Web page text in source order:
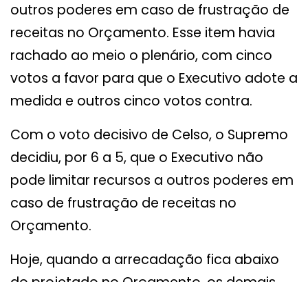
outros poderes em caso de frustração de
receitas no Orçamento. Esse item havia
rachado ao meio o plenário, com cinco
votos a favor para que o Executivo adote a
medida e outros cinco votos contra.
Com o voto decisivo de Celso, o Supremo
decidiu, por 6 a 5, que o Executivo não
pode limitar recursos a outros poderes em
caso de frustração de receitas no
Orçamento.
Hoje, quando a arrecadação fica abaixo